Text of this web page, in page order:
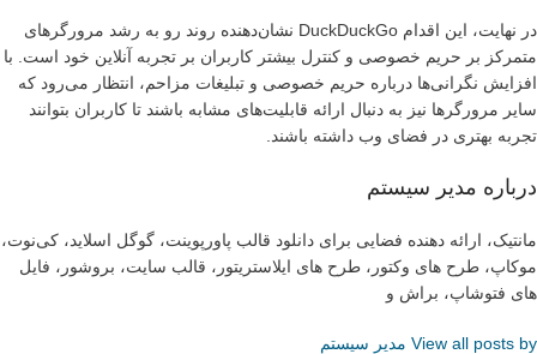
در نهایت، این اقدام DuckDuckGo نشان‌دهنده روند رو به رشد مرورگرهای
متمرکز بر حریم خصوصی و کنترل بیشتر کاربران بر تجربه آنلاین خود است. با
افزایش نگرانی‌ها درباره حریم خصوصی و تبلیغات مزاحم، انتظار می‌رود که
سایر مرورگرها نیز به دنبال ارائه قابلیت‌های مشابه باشند تا کاربران بتوانند
تجربه بهتری در فضای وب داشته باشند.
درباره مدیر سیستم
مانتیک، ارائه دهنده فضایی برای دانلود قالب پاورپوینت، گوگل اسلاید، کی‌نوت،
موکاپ، طرح های وکتور، طرح های ایلاستریتور، قالب سایت، بروشور، فایل
های فتوشاپ، براش و
View all posts by مدیر سیستم